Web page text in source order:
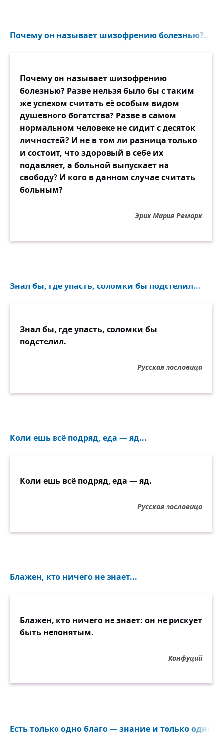
Почему он называет шизофрению болезнью?..
Почему он называет шизофрению
болезнью? Разве нельзя было бы с таким
же успехом считать её особым видом
душевного богатства? Разве в самом
нормальном человеке не сидит с десяток
личностей? И не в том ли разница только
и состоит, что здоровый в себе их
подавляет, а больной выпускает на
свободу? И кого в данном случае считать
больным?
Эрих Мария Ремарк
Знал бы, где упасть, соломки бы подстелил...
Знал бы, где упасть, соломки бы
подстелил.
Русская пословица
Коли ешь всё подряд, еда — яд...
Коли ешь всё подряд, еда — яд.
Русская пословица
Блажен, кто ничего не знает...
Блажен, кто ничего не знает: он не рискует
быть непонятым.
Конфуций
Есть только одно благо — знание и только одно